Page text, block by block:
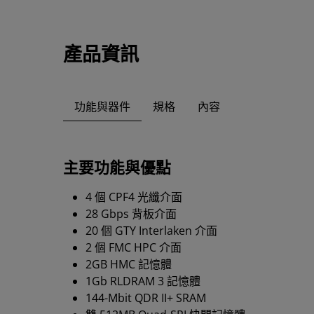
產品資訊
功能與器件 規格 內容
主要功能與優點
4 個 CPF4 光纖介面
28 Gbps 背板介面
20 個 GTY Interlaken 介面
2 個 FMC HPC 介面
2GB HMC 記憶體
1Gb RLDRAM 3 記憶體
144-Mbit QDR II+ SRAM